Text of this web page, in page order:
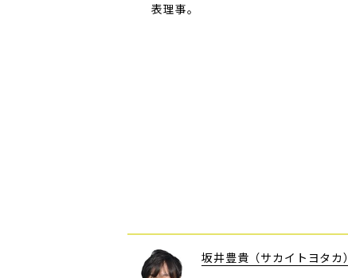
表理事。
坂井豊貴（サカイトヨタカ）